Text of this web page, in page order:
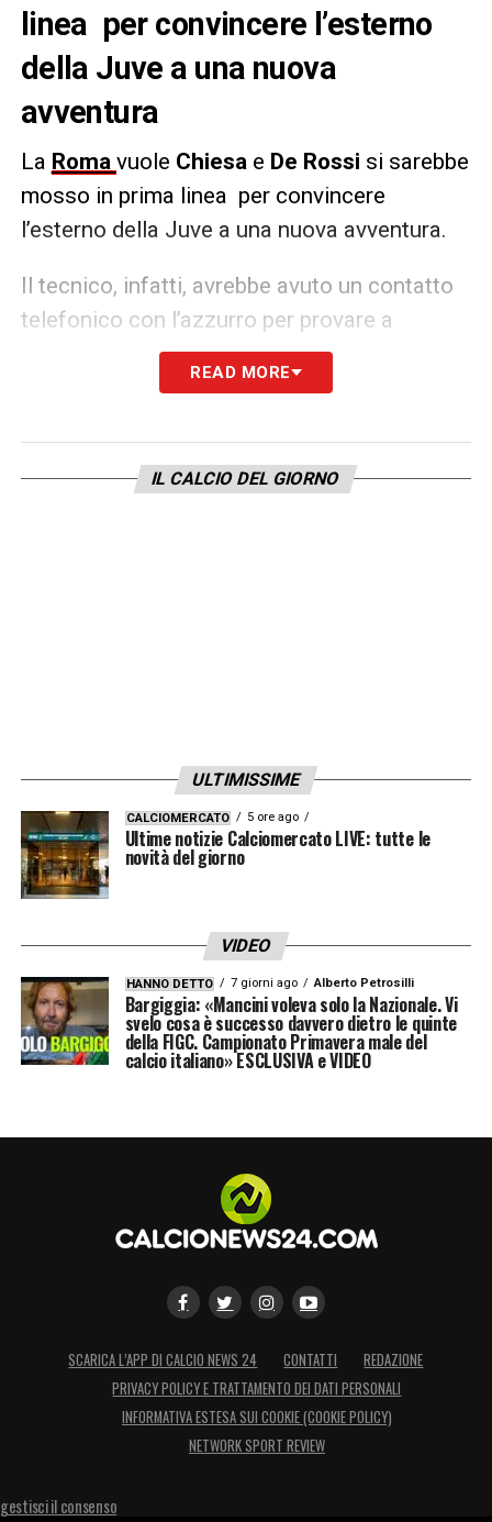
linea per convincere l’esterno
della Juve a una nuova
avventura
La Roma vuole Chiesa e De Rossi si sarebbe
mosso in prima linea per convincere
l’esterno della Juve a una nuova avventura.
Il tecnico, infatti, avrebbe avuto un contatto
telefonico con l’azzurro per provare a
portarlo nella capitale nella prossima
stagione. Resta da capire, però, se sulla
LA PLAYLIST DELLE NOSTRE TOP NEWS
READ MORE
IL CALCIO DEL GIORNO
ULTIMISSIME
CALCIOMERCATO 5 ore ago
Ultime notizie Calciomercato LIVE: tutte le
novità del giorno
VIDEO
HANNO DETTO 7 giorni ago Alberto Petrosilli
Bargiggia: «Mancini voleva solo la Nazionale. Vi
svelo cosa è successo davvero dietro le quinte
della FIGC. Campionato Primavera male del
calcio italiano» ESCLUSIVA e VIDEO
SCARICA L’APP DI CALCIO NEWS 24 CONTATTI
REDAZIONE
PRIVACY POLICY E TRATTAMENTO DEI DATI PERSONALI
INFORMATIVA ESTESA SUI COOKIE (COOKIE POLICY)
NETWORK SPORT REVIEW
gestisci il consenso